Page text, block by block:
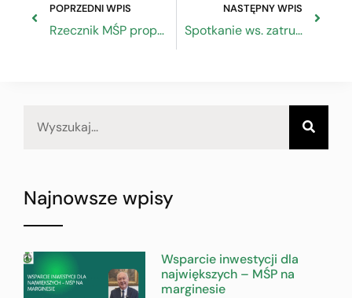
POPRZEDNI WPIS
Rzecznik MŚP proponuje korzystne dla przedsiębiorców z sektora MŚP zmiany w przepisach dotyczących RODO
NASTĘPNY WPIS
Spotkanie ws. zatrudniania cudzoziemców
Najnowsze wpisy
Wsparcie inwestycji dla
największych – MŚP na
marginesie